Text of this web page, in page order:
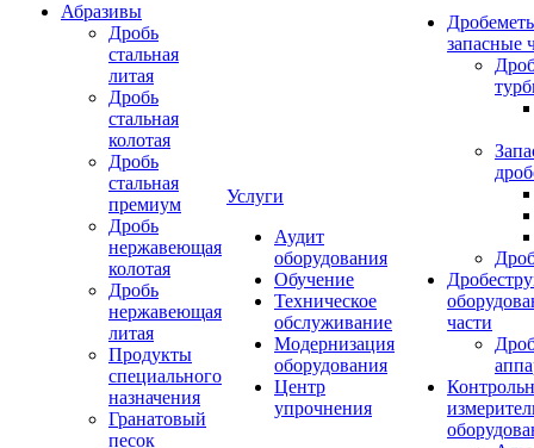
Абразивы
Дробь
стальная
литая
Дробь
стальная
колотая
Дробь
стальная
премиум
Дробь
нержавеющая
колотая
Дробь
нержавеющая
литая
Продукты
специального
назначения
Гранатовый
песок
Услуги
Аудит
оборудования
Обучение
Техническое
обслуживание
Модернизация
оборудования
Центр
упрочнения
запасные
части